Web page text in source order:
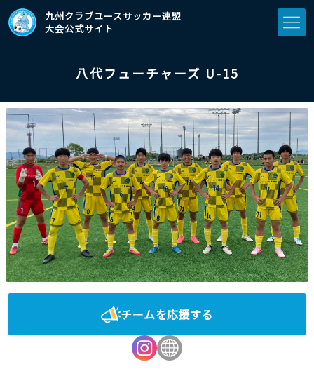
九州クラブユースサッカー連盟
大会公式サイト
八代フューチャーズ U-15
チームを応援する